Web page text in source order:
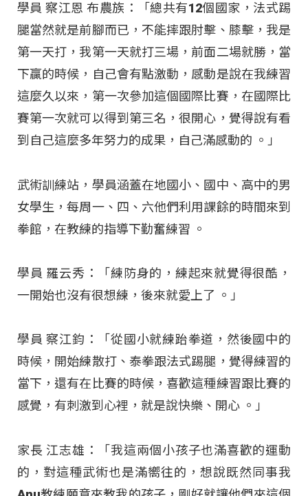
學員 察江恩 布農族：「總共有12個國家，法式踢
腿當然就是前腳而已，不能摔跟肘擊、膝擊，我是
第一天打，我第一天就打三場，前面二場就勝，當
下贏的時候，自己會有點激動，感動是說在我練習
這麼久以來，第一次參加這個國際比賽，在國際比
賽第一次就可以得到第三名，很開心，覺得說有看
到自己這麼多年努力的成果，自己滿感動的 。」
武術訓練站，學員涵蓋在地國小、國中、高中的男
女學生，每周一、四、六他們利用課餘的時間來到
拳館，在教練的指導下勤奮練習 。
學員 羅云秀：「練防身的，練起來就覺得很酷，
一開始也沒有很想練，後來就愛上了 。」
學員 察江鈞：「從國小就練跆拳道，然後國中的
時候，開始練散打、泰拳跟法式踢腿，覺得練習的
當下，還有在比賽的時候，喜歡這種練習跟比賽的
感覺，有刺激到心裡，就是說快樂、開心 。」
家長 江志雄：「我這兩個小孩子也滿喜歡的運動
的，對這種武術也是滿嚮往的，想說既然同事我